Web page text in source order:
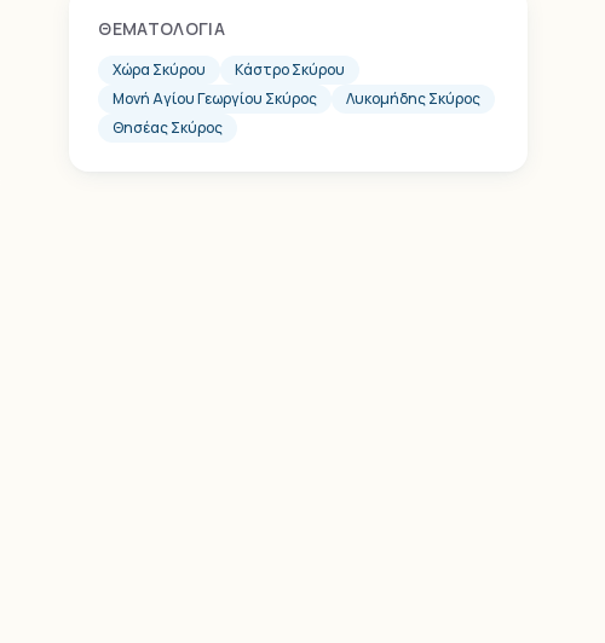
ΘΕΜΑΤΟΛΟΓΊΑ
Χώρα Σκύρου
Κάστρο Σκύρου
Μονή Αγίου Γεωργίου Σκύρος
Λυκομήδης Σκύρος
Θησέας Σκύρος